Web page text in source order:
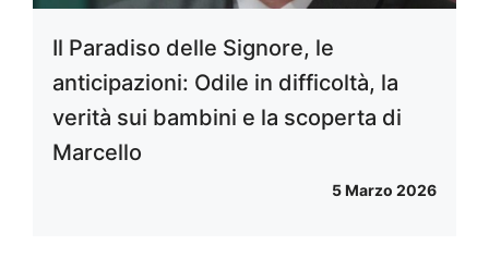
Il Paradiso delle Signore, le
anticipazioni: Odile in difficoltà, la
verità sui bambini e la scoperta di
Marcello
5 Marzo 2026